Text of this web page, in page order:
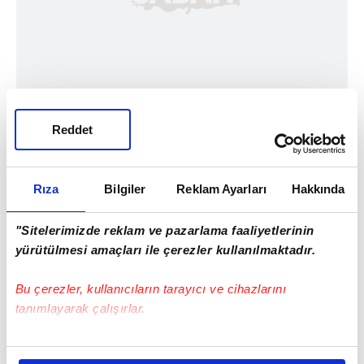
Rıza Bilgiler Reklam Ayarları Hakkında
"Sitelerimizde reklam ve pazarlama faaliyetlerinin
yürütülmesi amaçları ile çerezler kullanılmaktadır.
Bu çerezler, kullanıcıların tarayıcı ve cihazlarını
tanımlayarak çalışırlar.
Bu çerezlere izin vermeniz halinde sizlere özel
Reddet